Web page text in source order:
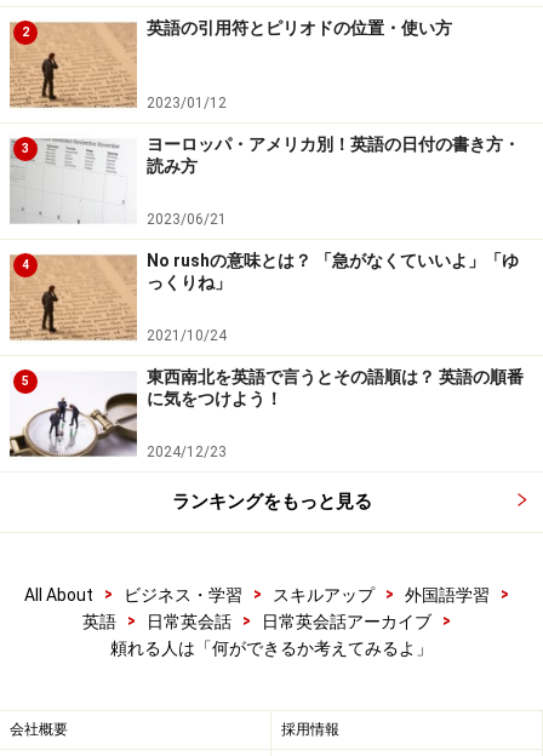
2 英語の引用符とピリオドの位置・使い方
2023/01/12
3
ヨーロッパ・アメリカ別！英語の日付の書き方・
読み方
2023/06/21
4
No rushの意味とは？ 「急がなくていいよ」「ゆ
っくりね」
2021/10/24
5
東西南北を英語で言うとその語順は？ 英語の順番
に気をつけよう！
2024/12/23
ランキングをもっと見る
All About > ビジネス・学習 > スキルアップ > 外国語学習
>
英語
> 日常英会話 > 日常英会話アーカイブ
>
頼れる人は「何ができるか考えてみるよ」
会社概要 採用情報